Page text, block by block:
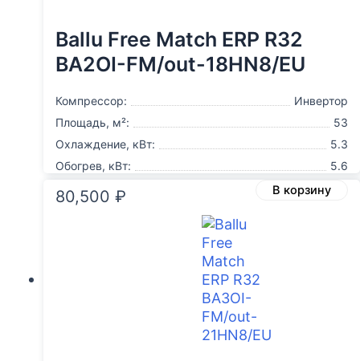
Ballu Free Match ERP R32
BA2OI-FM/out-18HN8/EU
Компрессор:
Инвертор
Площадь, м²:
53
Охлаждение, кВт:
5.3
Обогрев, кВт:
5.6
80,500 ₽ В корзину